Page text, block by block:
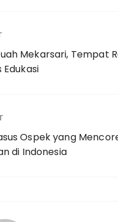
Mekarsari, Tempat
Edukasi
Ospek yang
di Indonesia